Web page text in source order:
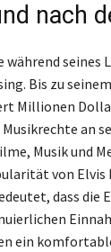
nach
während seines
Bis zu
Millionen
an
Musik und
von Elvis
dass die
ein